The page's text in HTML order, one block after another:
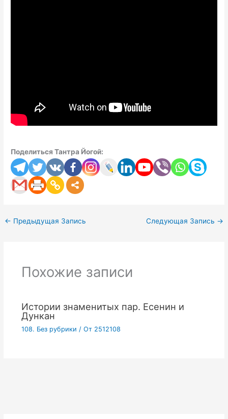
Поделиться Тантра Йогой:
← Предыдущая Запись Следующая Запись →
Похожие записи
Истории знаменитых пар. Есенин и
Дункан
108. Без рубрики / От 2512108